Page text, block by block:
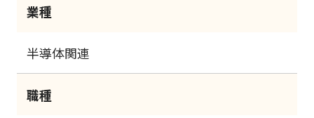
業種
半導体関連
職種